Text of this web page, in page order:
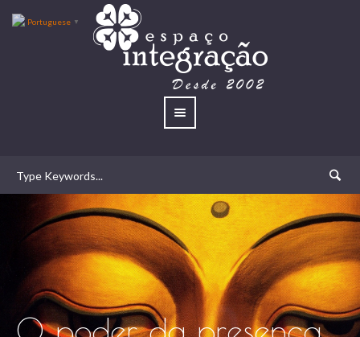
Portuguese ▼